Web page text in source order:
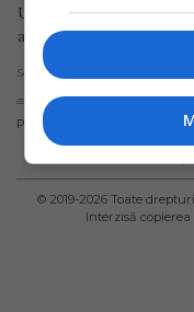
Un tragic incident s-a
augsut 2024, la bordul
Scris de Mihai Diaconu
PUBLICITATE
© 2019-2026 Toate
Interzisă